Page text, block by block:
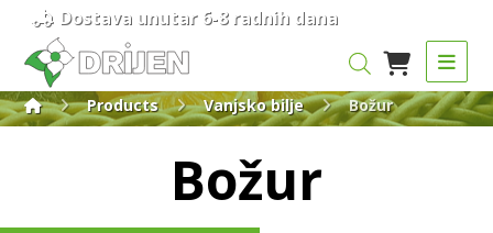
Dostava unutar 6-8 radnih dana
Products Vanjsko bilje Božur
Božur